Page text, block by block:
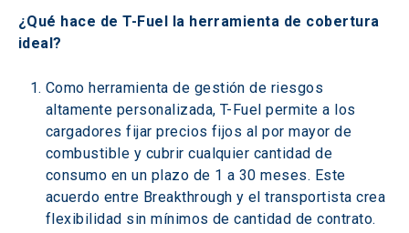
¿Qué hace de T-Fuel la herramienta de cobertura
ideal?
Como herramienta de gestión de riesgos
altamente personalizada, T-Fuel permite a los
cargadores fijar precios fijos al por mayor de
combustible y cubrir cualquier cantidad de
consumo en un plazo de 1 a 30 meses. Este
acuerdo entre Breakthrough y el transportista crea
flexibilidad sin mínimos de cantidad de contrato.